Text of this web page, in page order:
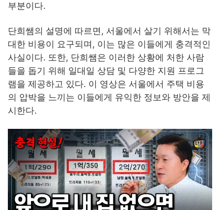
부분이다.
단희쌤의 설명에 따르면, 서울에서 살기 위해서는 막
대한 비용이 요구되며, 이는 많은 이들에게 충격적인
사실이다. 또한, 단희쌤은 이러한 상황에 처한 사람
들을 돕기 위해 일대일 상담 및 다양한 지원 프로그
램을 제공하고 있다. 이 영상은 서울에서 주택 비용
의 압박을 느끼는 이들에게 유익한 정보와 방안을 제
시한다.